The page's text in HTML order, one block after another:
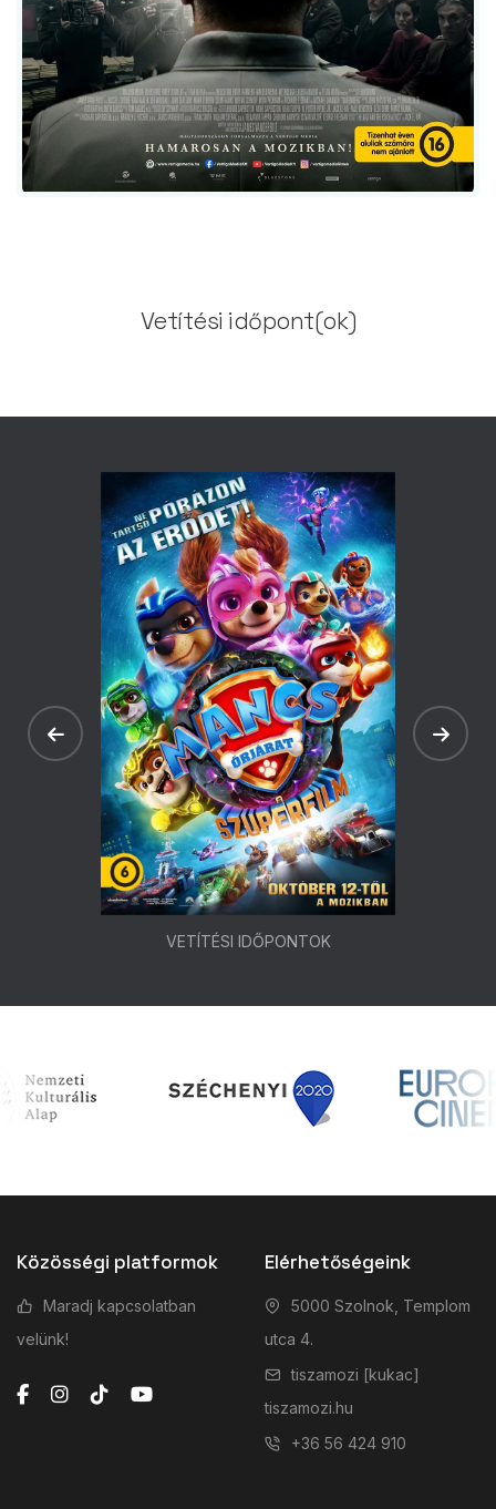
Vetítési időpont(ok)
VETÍTÉSI IDŐPONTOK
Közösségi platformok
Maradj kapcsolatban
velünk!
Elérhetőségeink
5000 Szolnok, Templom
utca 4.
tiszamozi [kukac]
tiszamozi.hu
+36 56 424 910